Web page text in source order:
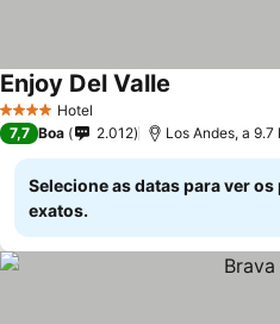
4 EstrelasHotel
Enjoy Del Valle
7,7 Boa 2.012 Los Andes, a
Selecione as datas para ver
exatos.